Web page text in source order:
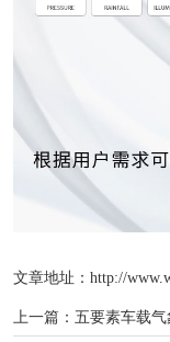
文章地址：http://
上一篇： 五要素车载